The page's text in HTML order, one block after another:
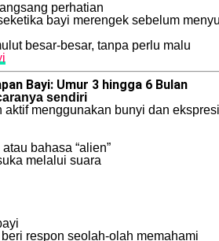
perhatian
bayi merengek sebelum
besar-besar, tanpa perlu malu
Bayi: Umur 3 hingga 6 Bulan
sendiri
menggunakan bunyi dan
bahasa “alien”
melalui suara
respon seolah-olah memahami